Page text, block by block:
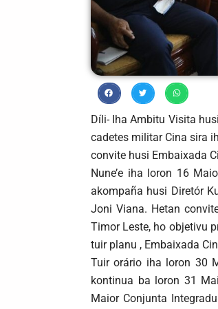
Díli- Iha Ambitu Visita
cadetes militar Cina sira
convite husi Embaixada
Nune’e iha loron 16
akompaña husi Diretór
Joni Viana. Hetan
Timor Leste, ho objetivu
tuir planu , Embaixada
Tuir orário iha loron 30
kontinua ba loron 31
Maior Conjunta